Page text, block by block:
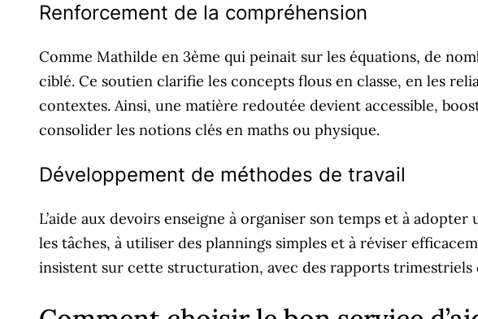
Renforcement de la compréhension
Comme Mathilde en 3ème qui peinait sur les équations, de
ciblé. Ce soutien clarifie les concepts flous en classe, en les
contextes. Ainsi, une matière redoutée devient accessible,
consolider les notions clés en maths ou physique.
Développement de méthodes de travail
L’aide aux devoirs enseigne à organiser son temps et à
les tâches, à utiliser des plannings simples et à réviser
insistent sur cette structuration, avec des rapports trimestriels